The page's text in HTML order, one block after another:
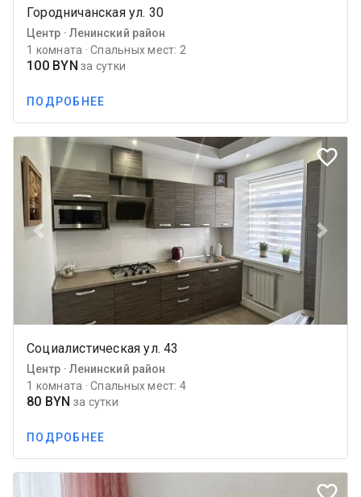
Городничанская ул. 30
Центр · Ленинский район
1 комната · Спальных мест: 2
100 BYN за сутки
ПОДРОБНЕЕ
favorite_border
Previous Next
Социалистическая ул. 43
Центр · Ленинский район
1 комната · Спальных мест: 4
80 BYN за сутки
ПОДРОБНЕЕ